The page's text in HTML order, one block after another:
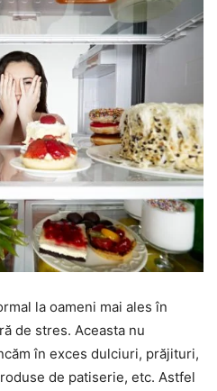
la oameni mai ales în
de stres. Aceasta nu
în exces dulciuri, prăjituri,
de patiserie, etc. Astfel